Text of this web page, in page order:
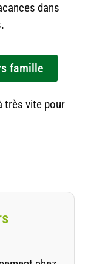
dans
famille
très vite pour